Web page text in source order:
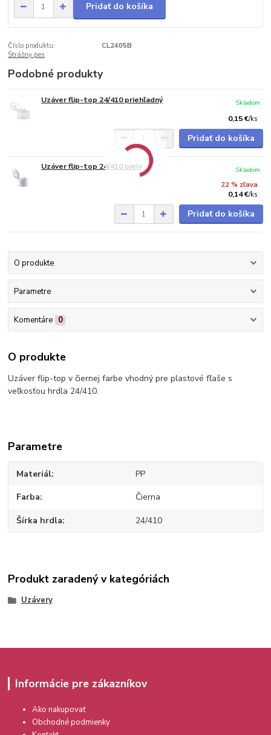
Pridať do košíka
Číslo produktu:
CL2405B
Strážny pes
Podobné produkty
Uzáver flip-top 24/410 priehľadný
0,15 €/ks
Skladom
Pridať do košíka
Uzáver flip-top 24/410 biely
22 % zľava
0,14 €/ks
Skladom
Pridať do košíka
O produkte
Parametre
Komentáre 0
O produkte
Uzáver flip-top v čiernej farbe vhodný pre plastové fľaše s
veľkosťou hrdla 24/410.
Parametre
Materiál PP
Farba Čierna
Šírka hrdla 24/410
Produkt zaradený v kategóriách
Uzávery
Informácie pre zákazníkov
Ako nakupovať
Obchodné podmienky